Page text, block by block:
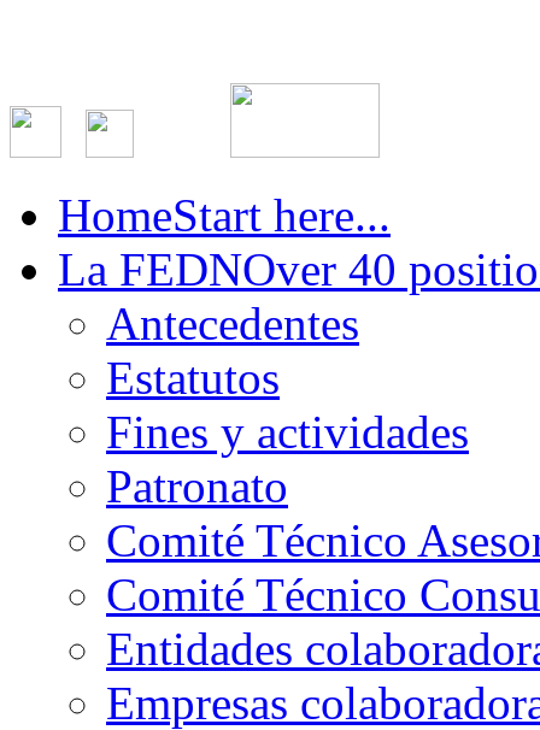
HomeStart here...
La FEDNOver 40
Antecedentes
Estatutos
Fines y actividades
Patronato
Comité Técnico
Comité Técnico
Entidades
Empresas